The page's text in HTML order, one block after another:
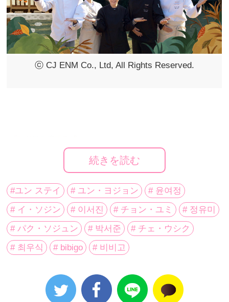
ⓒ CJ ENM Co., Ltd, All Rights Reserved.
ⓒ CJ ENM Co., Ltd, All Rights Reserved.
続きを読む
#ユン ステイ # ユン・ヨジョン
# 윤여정
# イ・ソジン
# 이서진 # チョン・ユミ
# 정유미
# パク・ソジュン
# 박서준
# チェ・ウシク
# 최우식
# bibigo # 비비고